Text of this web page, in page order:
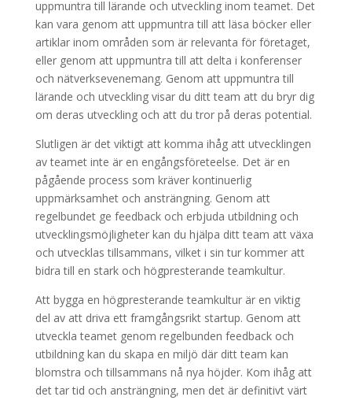
uppmuntra till lärande och utveckling inom teamet. Det
kan vara genom att uppmuntra till att läsa böcker eller
artiklar inom områden som är relevanta för företaget,
eller genom att uppmuntra till att delta i konferenser
och nätverksevenemang. Genom att uppmuntra till
lärande och utveckling visar du ditt team att du bryr dig
om deras utveckling och att du tror på deras potential.
Slutligen är det viktigt att komma ihåg att utvecklingen
av teamet inte är en engångsföreteelse. Det är en
pågående process som kräver kontinuerlig
uppmärksamhet och ansträngning. Genom att
regelbundet ge feedback och erbjuda utbildning och
utvecklingsmöjligheter kan du hjälpa ditt team att växa
och utvecklas tillsammans, vilket i sin tur kommer att
bidra till en stark och högpresterande teamkultur.
Att bygga en högpresterande teamkultur är en viktig
del av att driva ett framgångsrikt startup. Genom att
utveckla teamet genom regelbunden feedback och
utbildning kan du skapa en miljö där ditt team kan
blomstra och tillsammans nå nya höjder. Kom ihåg att
det tar tid och ansträngning, men det är definitivt värt